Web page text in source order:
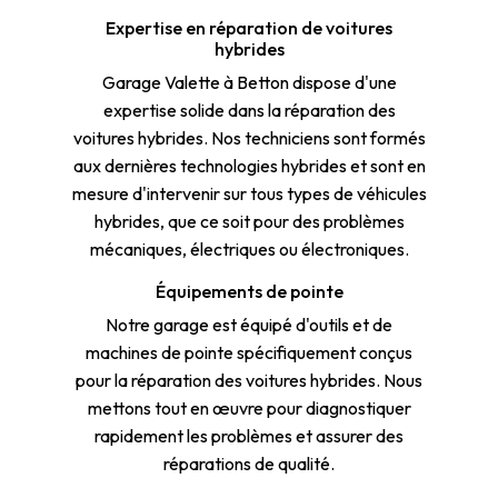
Expertise en réparation de voitures
hybrides
Garage Valette à Betton dispose d'une
expertise solide dans la réparation des
voitures hybrides. Nos techniciens sont formés
aux dernières technologies hybrides et sont en
mesure d'intervenir sur tous types de véhicules
hybrides, que ce soit pour des problèmes
mécaniques, électriques ou électroniques.
Équipements de pointe
Notre garage est équipé d'outils et de
machines de pointe spécifiquement conçus
pour la réparation des voitures hybrides. Nous
mettons tout en œuvre pour diagnostiquer
rapidement les problèmes et assurer des
réparations de qualité.